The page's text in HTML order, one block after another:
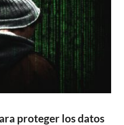
proteger los datos